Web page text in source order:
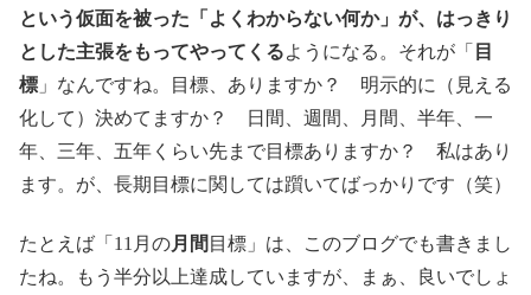
という仮面を被った「よくわからない何か」が、はっきり
とした主張をもってやってくるようになる。それが「 目
標 」なんですね。目標、ありますか？ 明示的に（見える
化して）決めてますか？ 日間、週間、月間、半年、一
年、三年、五年くらい先まで目標ありますか？ 私はあり
ます。が、長期目標に関しては躓いてばっかりです（笑）
たとえば「11月の月間 目標」は、このブログでも書きまし
たね。もう半分以上達成していますが、まぁ、良いでしょ